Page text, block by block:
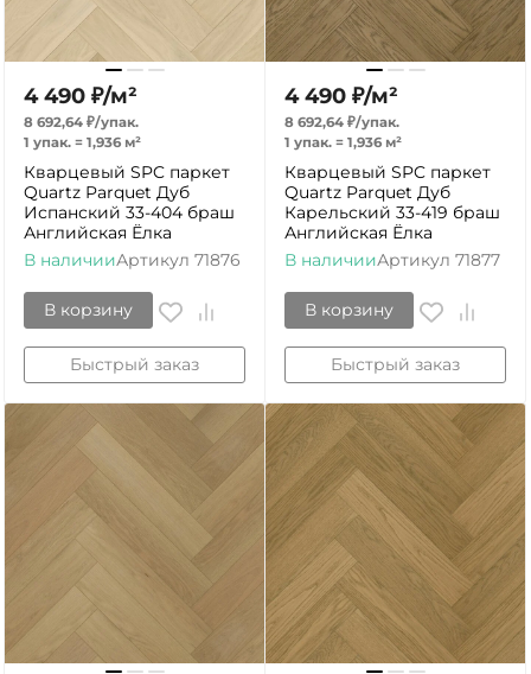
4 490 ₽/м²
8 692,64 ₽/упак.
1 упак. = 1,936 м²
Кварцевый SPC паркет
Quartz Parquet Дуб
Испанский 33-404 браш
Английская Ёлка
В наличииАртикул 71876
В корзину
Быстрый заказ
4 490 ₽/м²
8 692,64 ₽/упак.
1 упак. = 1,936 м²
Кварцевый SPC паркет
Quartz Parquet Дуб
Карельский 33-419 браш
Английская Ёлка
В наличииАртикул 71877
В корзину
Быстрый заказ